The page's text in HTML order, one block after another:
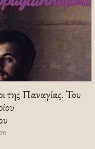
της Παναγίας. Του